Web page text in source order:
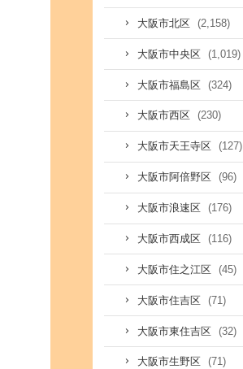
大阪市北区 (2,158)
大阪市中央区 (1,019)
大阪市福島区 (324)
大阪市西区 (230)
大阪市天王寺区 (127)
大阪市阿倍野区 (96)
大阪市浪速区 (176)
大阪市西成区 (116)
大阪市住之江区 (45)
大阪市住吉区 (71)
大阪市東住吉区 (32)
大阪市生野区 (71)